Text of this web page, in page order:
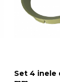
Set 4 inele